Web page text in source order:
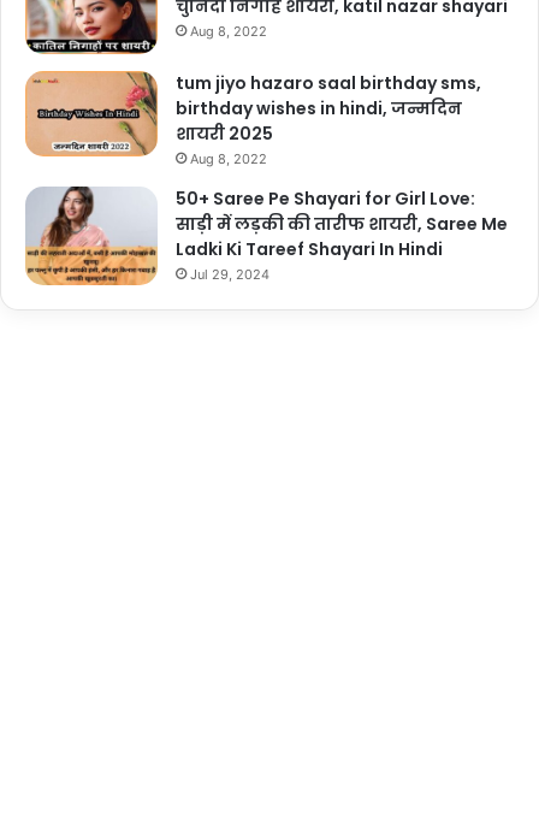
चुनिंदा निगाह शायरी, katil nazar shayari
Aug 8, 2022
tum jiyo hazaro saal birthday sms,
birthday wishes in hindi, जन्मदिन
शायरी 2025
Aug 8, 2022
50+ Saree Pe Shayari for Girl Love:
साड़ी में लड़की की तारीफ शायरी, Saree Me
Ladki Ki Tareef Shayari In Hindi
Jul 29, 2024